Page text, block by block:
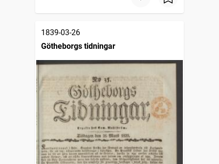
1839-03-26
Götheborgs tidningar